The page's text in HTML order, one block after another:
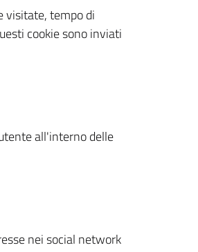
visitate, tempo di
cookie sono inviati
all'interno delle
nei social network